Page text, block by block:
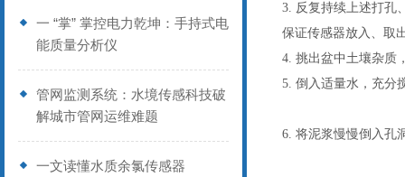
一 “掌” 掌控电力乾坤：手持式电
能质量分析仪
管网监测系统：水境传感科技破
解城市管网运维难题
一文读懂水质余氯传感器
3. 反复持续上述打孔
保证传感器放入、取
4. 挑出盆中土壤杂质
5. 倒入适量水，充分
6. 将泥浆慢慢倒入孔